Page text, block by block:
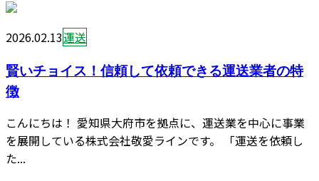
2026.02.13運送
賢いチョイス！信頼して依頼できる運送業者の特
徴
こんにちは！ 愛知県大府市を拠点に、運送業を中心に事業
を展開している株式会社敬愛ラインです。 「運送を依頼し
た...